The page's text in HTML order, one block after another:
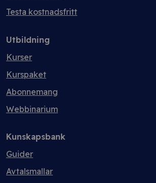
Testa kostnadsfritt
Utbildning
Kurser
Kurspaket
Abonnemang
Webbinarium
Kunskapsbank
Guider
Avtalsmallar